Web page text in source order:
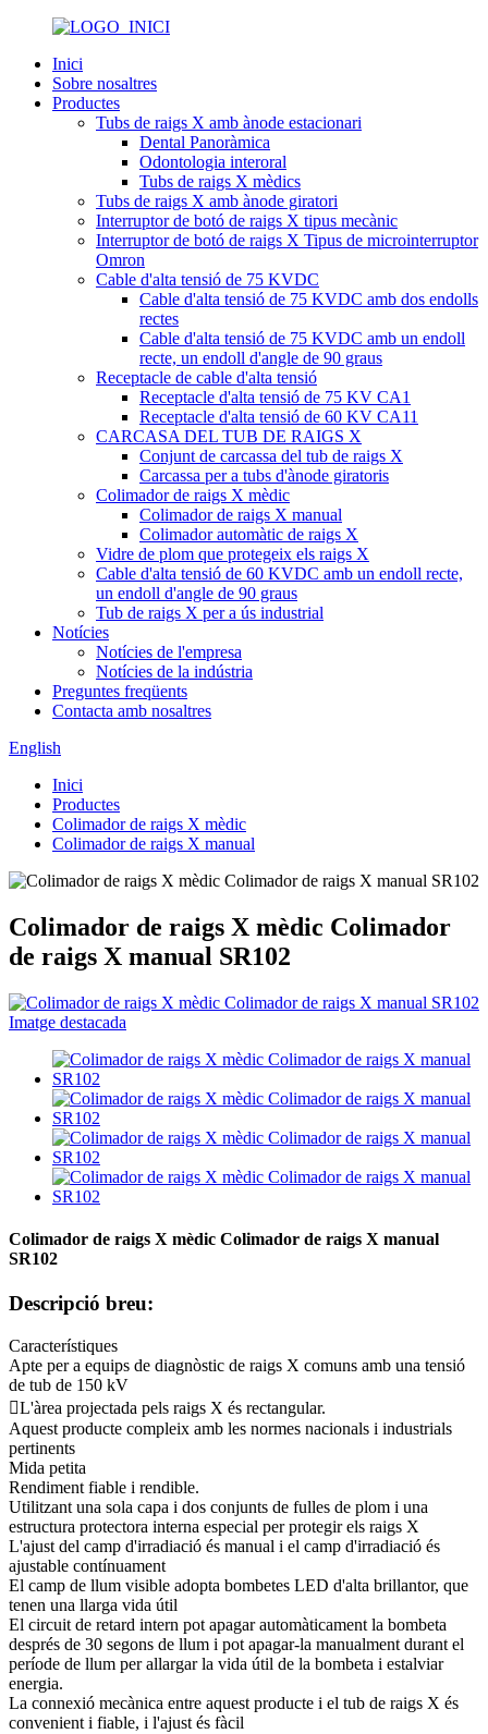
Inici
Sobre nosaltres
Productes
Tubs de raigs X amb ànode estacionari
Dental Panoràmica
Odontologia interoral
Tubs de raigs X mèdics
Tubs de raigs X amb ànode giratori
Interruptor de botó de raigs X tipus mecànic
Interruptor de botó de raigs X Tipus de microinterruptor
Omron
Cable d'alta tensió de 75 KVDC
Cable d'alta tensió de 75 KVDC amb dos endolls
rectes
Cable d'alta tensió de 75 KVDC amb un endoll
recte, un endoll d'angle de 90 graus
Receptacle de cable d'alta tensió
Receptacle d'alta tensió de 75 KV CA1
Receptacle d'alta tensió de 60 KV CA11
CARCASA DEL TUB DE RAIGS X
Conjunt de carcassa del tub de raigs X
Carcassa per a tubs d'ànode giratoris
Colimador de raigs X mèdic
Colimador de raigs X manual
Colimador automàtic de raigs X
Vidre de plom que protegeix els raigs X
Cable d'alta tensió de 60 KVDC amb un endoll recte,
un endoll d'angle de 90 graus
Tub de raigs X per a ús industrial
Notícies
Notícies de l'empresa
Notícies de la indústria
Preguntes freqüents
Contacta amb nosaltres
English
Inici
Productes
Colimador de raigs X mèdic
Colimador de raigs X manual
Colimador de raigs X mèdic Colimador
de raigs X manual SR102
Colimador de raigs X mèdic Colimador de raigs X manual
SR102
Descripció breu:
Característiques
Apte per a equips de diagnòstic de raigs X comuns amb una tensió
de tub de 150 kV
L'àrea projectada pels raigs X és rectangular.
Aquest producte compleix amb les normes nacionals i industrials
pertinents
Mida petita
Rendiment fiable i rendible.
Utilitzant una sola capa i dos conjunts de fulles de plom i una
estructura protectora interna especial per protegir els raigs X
L'ajust del camp d'irradiació és manual i el camp d'irradiació és
ajustable contínuament
El camp de llum visible adopta bombetes LED d'alta brillantor, que
tenen una llarga vida útil
El circuit de retard intern pot apagar automàticament la bombeta
després de 30 segons de llum i pot apagar-la manualment durant el
període de llum per allargar la vida útil de la bombeta i estalviar
energia.
La connexió mecànica entre aquest producte i el tub de raigs X és
convenient i fiable, i l'ajust és fàcil